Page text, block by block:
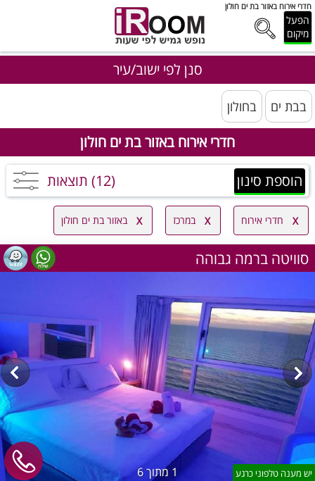
חדרי אירוח באזור בת ים חולון
הפעל
מיקום
סנן לפי ישוב/עיר
בבת ים בחולון
חדרי אירוח באזור בת ים חולון
הוספת סינון (12) תוצאות
חדרי אירוח במרכז באזור בת ים חולון
סוויטה ברמה גבוהה
1 מתוך 6 יש מענה טלפוני כרגע